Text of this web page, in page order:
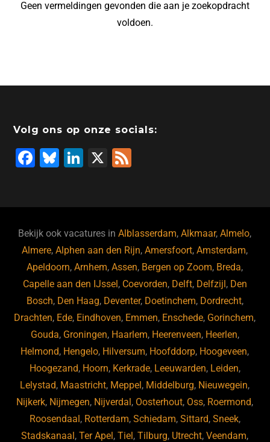
Geen vermeldingen gevonden die aan je zoekopdracht
voldoen.
Volg ons op onze socials:
F
b
o
o
k
Bl
ky
Li
dI
n
X
Bekijk ook vacatures inAlblasserdam,Alkmaar,Almelo,
Almere,Alphen aan den Rijn,Amersfoort,Amsterdam,
Apeldoorn,Arnhem,Assen, Bergen op Zoom, Breda,
Capelle aan den IJssel , Coevorden, Delft, Delfzijl , Den
Bosch, Den Haag, Deventer, Doetinchem, Dordrecht,
Drachten, Ede, Eindhoven, Emmen, Enschede, Gorinchem,
Gouda, Groningen, Haarlem, Heerenveen, Heerlen,
Helmond, Hengelo, Hilversum, Hoofddorp, Hoogeveen,
Hoogezand, Hoorn, Kerkrade, Leeuwarden, Leiden,
Lelystad, Maastricht, Meppel , Middelburg, Nieuwegein,
Nijkerk, Nijmegen, Nijverdal , Oosterhout, Oss, Roermond,
Roosendaal , Rotterdam, Schiedam, Sittard, Sneek,
Stadskanaal ,Ter Apel ,Tiel ,Tilburg, Utrecht,Veendam,